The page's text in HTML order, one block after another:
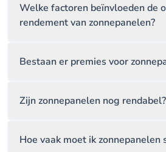
Welke factoren beïnvloeden de
rendement van zonnepanelen?
Bestaan er premies voor
Zijn zonnepanelen nog rendabel?
Hoe vaak moet ik zonnepanelen